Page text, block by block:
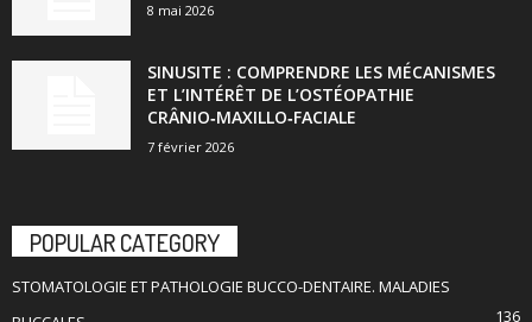
8 mai 2026
SINUSITE : COMPRENDRE LES MÉCANISMES
ET L’INTÉRÊT DE L’OSTÉOPATHIE
CRÂNIO‑MAXILLO‑FACIALE
7 février 2026
POPULAR CATEGORY
STOMATOLOGIE ET PATHOLOGIE BUCCO-DENTAIRE. MALADIES
136